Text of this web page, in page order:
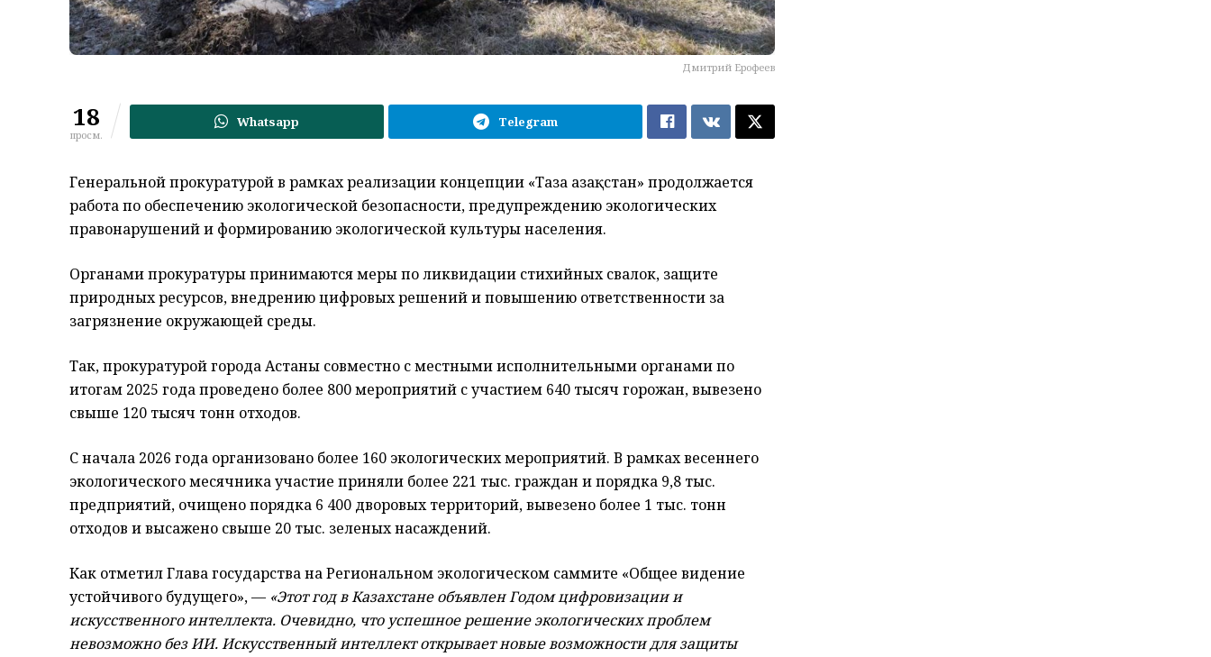
Дмитрий Ерофеев
18
просм.
Whatsapp Telegram
Генеральной прокуратурой в рамках реализации концепции «Таза Қазақстан» продолжается
работа по обеспечению экологической безопасности, предупреждению экологических
правонарушений и формированию экологической культуры населения.
Органами прокуратуры принимаются меры по ликвидации стихийных свалок, защите
природных ресурсов, внедрению цифровых решений и повышению ответственности за
загрязнение окружающей среды.
Так, прокуратурой города Астаны совместно с местными исполнительными органами по
итогам 2025 года проведено более 800 мероприятий с участием 640 тысяч горожан, вывезено
свыше 120 тысяч тонн отходов.
С начала 2026 года организовано более 160 экологических мероприятий. В рамках весеннего
экологического месячника участие приняли более 221 тыс. граждан и порядка 9,8 тыс.
предприятий, очищено порядка 6 400 дворовых территорий, вывезено более 1 тыс. тонн
отходов и высажено свыше 20 тыс. зеленых насаждений.
Как отметил Глава государства на Региональном экологическом саммите «Общее видение
устойчивого будущего», — «Этот год в Казахстане объявлен Годом цифровизации и
искусственного интеллекта. Очевидно, что успешное решение экологических проблем
невозможно без ИИ. Искусственный интеллект открывает новые возможности для защиты